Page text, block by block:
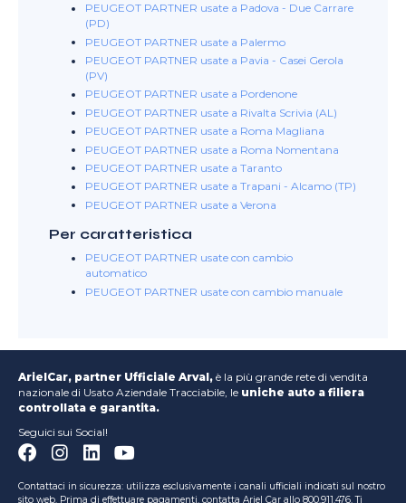
PEUGEOT PARTNER usate a Padova - Due Carrare
(PD)
PEUGEOT PARTNER usate a Palermo
PEUGEOT PARTNER usate a Pavia - Casei Gerola
(PV)
PEUGEOT PARTNER usate a Pordenone
PEUGEOT PARTNER usate a Rivalta Scrivia (AL)
PEUGEOT PARTNER usate a Roma Magliana
PEUGEOT PARTNER usate a Roma Nomentana
PEUGEOT PARTNER usate a Taranto
PEUGEOT PARTNER usate a Trapani - Alcamo (TP)
PEUGEOT PARTNER usate a Verona
Per caratteristica
PEUGEOT PARTNER usate con cambio
automatico
PEUGEOT PARTNER usate con cambio manuale
ArielCar, partner Ufficiale Arval, è la più grande rete di vendita
nazionale di Usato Aziendale Tracciabile, le uniche auto a filiera
controllata e garantita.
Seguici sui Social!
Contattaci in sicurezza: utilizza esclusivamente i canali ufficiali indicati sul nostro
sito web. Prima di effettuare pagamenti, contatta Ariel Car allo 800.911.476. Ti